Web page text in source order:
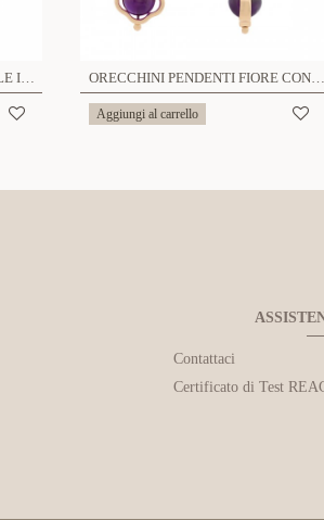
BRACCIALE CON CAMPANELLE IN PIETRE E PERLE - S16008-G ORECCHINI PENDENTI FIORE CON PIETRE - S16129R
Aggiungi al carrello
Contattaci
Certificato di Test